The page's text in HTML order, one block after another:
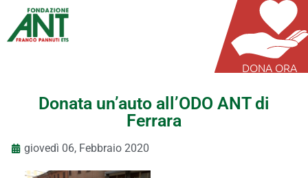
DONA ORA
Donata un’auto all’ODO ANT di
Ferrara
giovedì 06, Febbraio 2020